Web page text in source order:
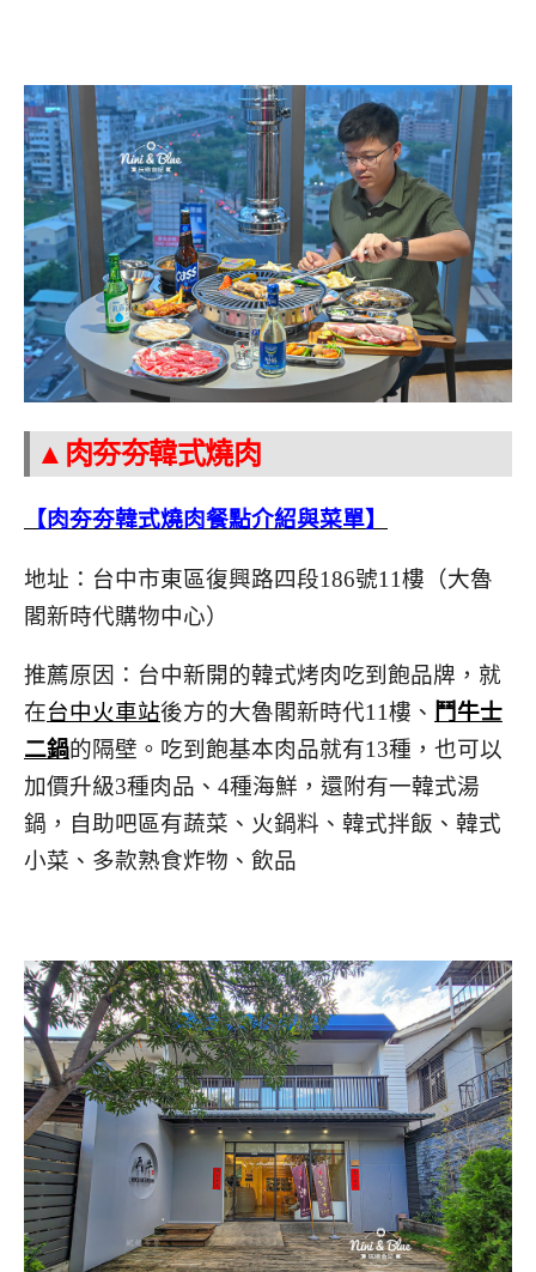
▲肉夯夯韓式燒肉
【肉夯夯韓式燒肉餐點介紹與菜單】
地址：台中市東區復興路四段186號11樓（大魯
閣新時代購物中心）
推薦原因：台中新開的韓式烤肉吃到飽品牌，就
在台中火車站後方的大魯閣新時代11樓、 鬥牛士
二鍋的隔壁。吃到飽基本肉品就有13種，也可以
加價升級3種肉品、4種海鮮，還附有一韓式湯
鍋，自助吧區有蔬菜、火鍋料、韓式拌飯、韓式
小菜、多款熟食炸物、飲品